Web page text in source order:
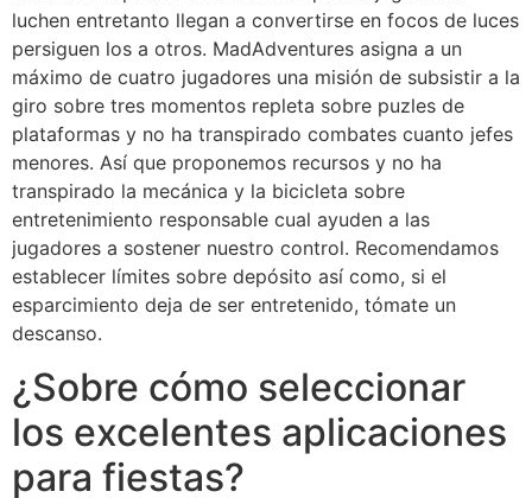
luchen entretanto llegan a convertirse en focos de luces
persiguen los a otros. MadAdventures asigna a un
máximo de cuatro jugadores una misión de subsistir a la
giro sobre tres momentos repleta sobre puzles de
plataformas y no ha transpirado combates cuanto jefes
menores. Así que proponemos recursos y no ha
transpirado la mecánica y la bicicleta sobre
entretenimiento responsable cual ayuden a las
jugadores a sostener nuestro control. Recomendamos
establecer límites sobre depósito así­ como, si el
esparcimiento deja de ser entretenido, tómate un
descanso.
¿Sobre cómo seleccionar
los excelentes aplicaciones
para fiestas?